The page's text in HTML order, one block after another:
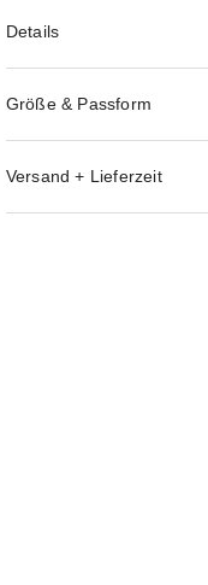
Details
Größe & Passform
Versand + Lieferzeit